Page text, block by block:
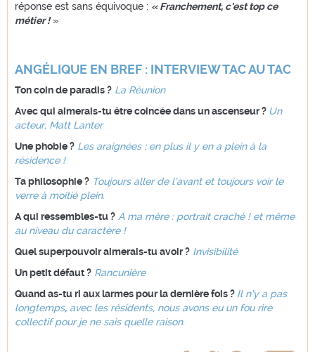
réponse est sans équivoque : « Franchement, c’est top ce
métier !»
ANGÉLIQUE EN BREF : INTERVIEW TAC AU TAC
Ton coin de paradis ? La Réunion
Avec qui aimerais-tu être coincée dans un ascenseur ? Un
acteur, Matt Lanter
Une phobie ? Les araignées ; en plus il y en a plein à la
résidence !
Ta philosophie ? Toujours aller de l’avant et toujours voir le
verre à moitié plein.
A qui ressembles-tu ? A ma mère : portrait craché ! et même
au niveau du caractère !
Quel superpouvoir aimerais-tu avoir ? Invisibilité
Un petit défaut ? Rancunière
Quand as-tu ri aux larmes pour la dernière fois ? Il n’y a pas
longtemps, avec les résidents, nous avons eu un fou rire
collectif pour je ne sais quelle raison.